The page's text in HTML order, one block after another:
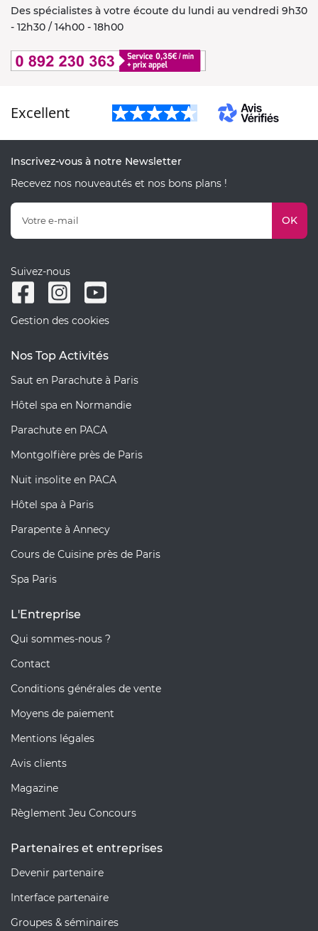
Des spécialistes à votre écoute du lundi au vendredi 9h30
- 12h30 / 14h00 - 18h00
Excellent
Inscrivez-vous à notre Newsletter
Recevez nos nouveautés et nos bons plans !
OK
Suivez-nous
Gestion des cookies
Nos Top Activités
Saut en Parachute à Paris
Hôtel spa en Normandie
Parachute en PACA
Montgolfière près de Paris
Nuit insolite en PACA
Hôtel spa à Paris
Parapente à Annecy
Cours de Cuisine près de Paris
Spa Paris
L'Entreprise
Qui sommes-nous ?
Contact
Conditions générales de vente
Moyens de paiement
Mentions légales
Avis clients
Magazine
Règlement Jeu Concours
Partenaires et entreprises
Devenir partenaire
Interface partenaire
Groupes & séminaires